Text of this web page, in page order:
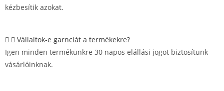
kézbesítik azokat.
Vállaltok-e garnciát a termékekre?
Igen minden termékünkre 30 napos elállási jogot biztosítunk
vásárlóinknak.